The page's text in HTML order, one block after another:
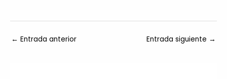
← Entrada anterior Entrada siguiente →